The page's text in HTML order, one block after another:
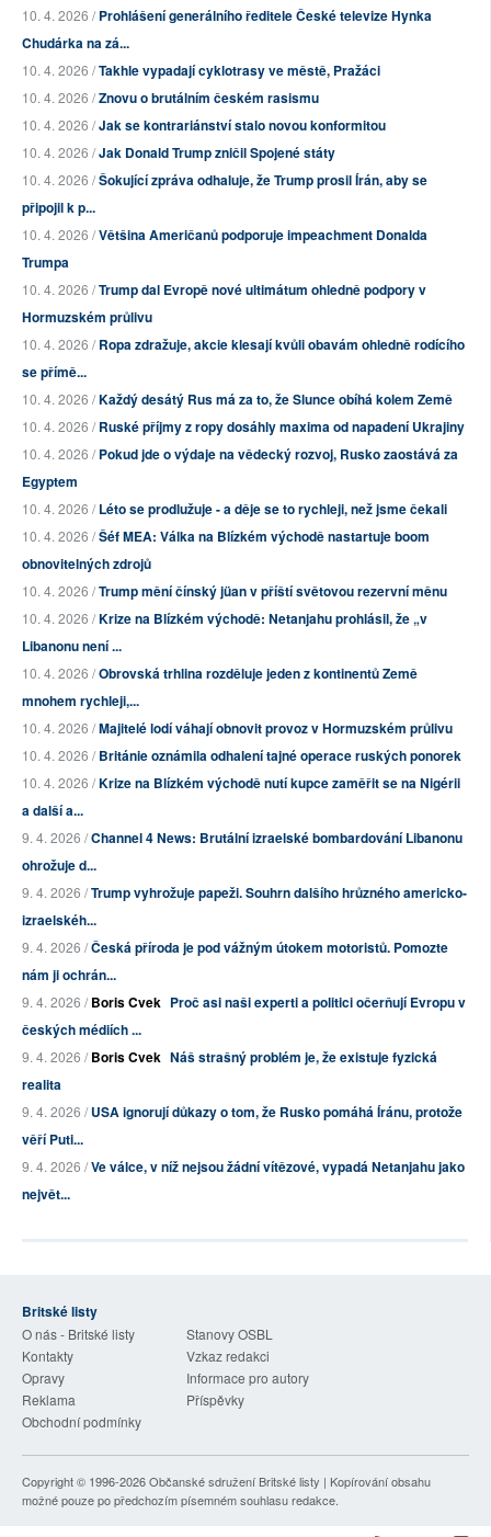
10. 4. 2026 /Prohlášení generálního ředitele České televize Hynka
Chudárka na zá...
10. 4. 2026 /Takhle vypadají cyklotrasy ve městě, Pražáci
10. 4. 2026 /Znovu o brutálním českém rasismu
10. 4. 2026 /Jak se kontrariánství stalo novou konformitou
10. 4. 2026 /Jak Donald Trump zničil Spojené státy
10. 4. 2026 /Šokující zpráva odhaluje, že Trump prosil Írán, aby se
připojil k p...
10. 4. 2026 /Většina Američanů podporuje impeachment Donalda
Trumpa
10. 4. 2026 /Trump dal Evropě nové ultimátum ohledně podpory v
Hormuzském průlivu
10. 4. 2026 /Ropa zdražuje, akcie klesají kvůli obavám ohledně rodícího
se přímě...
10. 4. 2026 /Každý desátý Rus má za to, že Slunce obíhá kolem Země
10. 4. 2026 /Ruské příjmy z ropy dosáhly maxima od napadení Ukrajiny
10. 4. 2026 /Pokud jde o výdaje na vědecký rozvoj, Rusko zaostává za
Egyptem
10. 4. 2026 /Léto se prodlužuje - a děje se to rychleji, než jsme čekali
10. 4. 2026 /Šéf MEA: Válka na Blízkém východě nastartuje boom
obnovitelných zdrojů
10. 4. 2026 /Trump mění čínský jüan v příští světovou rezervní měnu
10. 4. 2026 /Krize na Blízkém východě: Netanjahu prohlásil, že „v
Libanonu není ...
10. 4. 2026 /Obrovská trhlina rozděluje jeden z kontinentů Země
mnohem rychleji,...
10. 4. 2026 /Majitelé lodí váhají obnovit provoz v Hormuzském průlivu
10. 4. 2026 /Británie oznámila odhalení tajné operace ruských ponorek
10. 4. 2026 /Krize na Blízkém východě nutí kupce zaměřit se na Nigérii
a další a...
9. 4. 2026 /Channel 4 News: Brutální izraelské bombardování Libanonu
ohrožuje d...
9. 4. 2026 /Trump vyhrožuje papeži. Souhrn dalšího hrůzného americko-
izraelskéh...
9. 4. 2026 /Česká příroda je pod vážným útokem motoristů. Pomozte
nám ji ochrán...
9. 4. 2026 /Boris Cvek Proč asi naši experti a politici očerňují Evropu v
českých médiích ...
9. 4. 2026 /Boris Cvek Náš strašný problém je, že existuje fyzická
realita
9. 4. 2026 /USA ignorují důkazy o tom, že Rusko pomáhá Íránu, protože
věří Puti...
9. 4. 2026 /Ve válce, v níž nejsou žádní vítězové, vypadá Netanjahu jako
největ...
Britské listy
O nás - Britské listy
Stanovy OSBL
Kontakty
Vzkaz redakci
Opravy
Informace pro autory
Reklama
Příspěvky
Obchodní podmínky
Copyright © 1996-2026Občanské sdružení Britské listy | Kopírování obsahu
možné pouze po předchozím písemném souhlasu redakce.